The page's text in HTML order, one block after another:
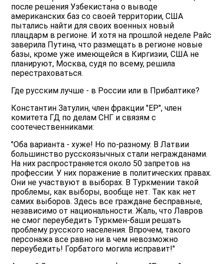
после решения Узбекистана о выводе
американских баз со своей территории, США
пытались найти для своих военных новый
плацдарм в регионе. И хотя на прошлой неделе Райс
заверила Путина, что размещать в регионе новые
базы, кроме уже имеющейся в Киргизии, США не
планируют, Москва, судя по всему, решила
перестраховаться.
Где русским лучше - в России или в Прибалтике?
Константин Затулин, член фракции "ЕР", член
комитета ГД по делам СНГ и связям с
соотечественниками:
"Оба варианта - хуже! Но по-разному. В Латвии
большинство русскоязычных стали негражданами.
На них распространяется около 50 запретов на
профессии. У них поражение в политических правах.
Они не участвуют в выборах. В Туркмении такой
проблемы, как выборы, вообще нет. Так как нет
самих выборов. Здесь все граждане бесправные,
независимо от национальности. Жаль, что Лавров
не смог переубедить Туркмен-баши решать
проблему русского населения. Впрочем, такого
персонажа все равно ни в чем невозможно
переубедить! Горбатого могила исправит!"